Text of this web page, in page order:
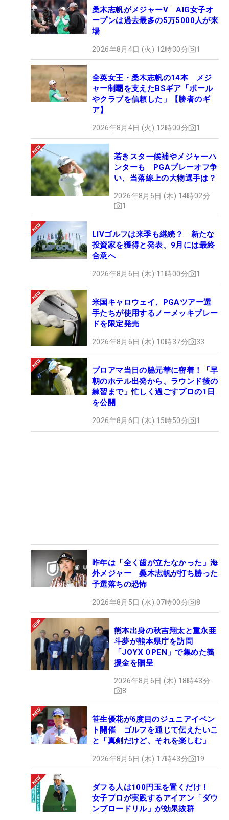
桑木志帆がメジャーV AIG女子オ
ープンは過去最多の5万5000人が来
場
2026年8月4日 (火) 12時30分 1
全英女王・桑木志帆の14本 メジ
ャー制覇を支えたBSギア「ボール
やクラブを信頼した」【勝者のギ
ア】
2026年8月4日 (火) 12時00分 1
若きスター候補やメジャーハ
ンターも PGAプレーオフ争
い、当落線上の大物選手は？
2026年8月6日 (木) 14時02分
1
LIVゴルフは来季も継続？ 新たな
投資家を獲得と発表、9月には最終
合意へ
2026年8月6日 (木) 11時00分 1
米国キャロウェイ、PGAツアー選
手たちが使用するノーメッキブレー
ドを限定発売
2026年8月6日 (木) 10時37分 33
プロアマ当日の脇元華に密着！「早
朝のホテル出発から、ラウンド後の
練習まで」忙しく過ごすプロの1日
を公開
2026年8月6日 (木) 15時50分 1
昨年は「全く歯が立たなかった」海
外メジャー 桑木志帆が打ち勝った
予選落ちの恐怖
2026年8月5日 (水) 07時00分 8
熊本出身の秋吉翔太と重永亜
斗夢が熊本県庁を訪問
「JOYX OPEN」で集めた義
援金を贈呈
2026年8月6日 (木) 18時43分
8
笹生優花が6度目のジュニアイベン
ト開催 ゴルフを通じて伝えたいこ
と「真剣だけど、それを楽しむ」
2026年8月6日 (木) 17時43分 19
ダフる人は100円玉を置くだけ！
女子プロが実践するアイアン「ダウ
ンブロードリル」が効果抜群